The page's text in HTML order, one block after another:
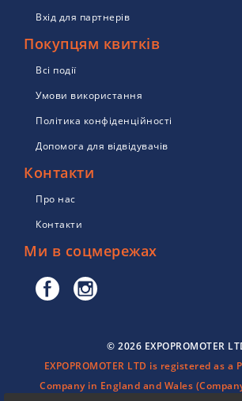
Вхід для партнерів
Покупцям квитків
Всі події
Умови використання
Політика конфіденційності
Допомога для відвідувачів
Контакти
Про нас
Контакти
Ми в соцмережах
© 2026 EXPOPROMOTER
EXPOPROMOTER LTD is registered as
Company in England and Wales